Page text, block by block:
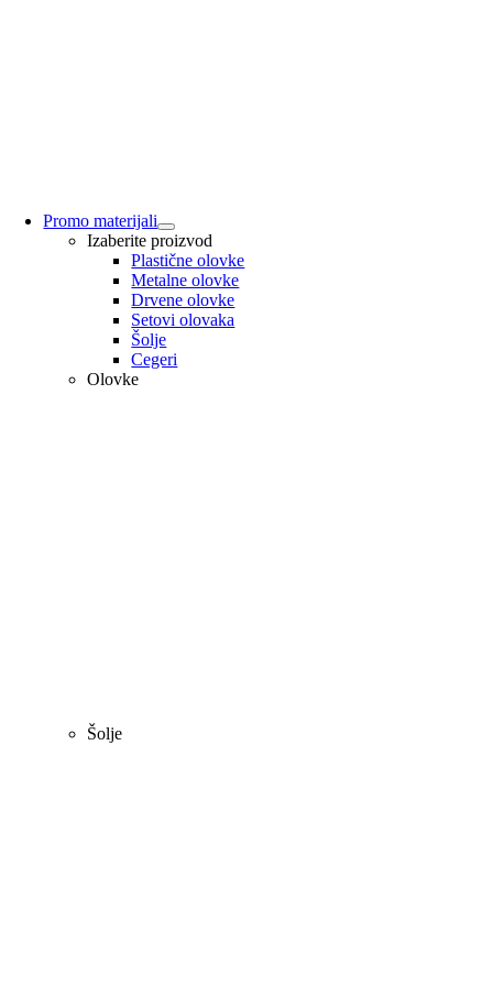
Promo materijali
Izaberite proizvod
Plastične olovke
Metalne olovke
Drvene olovke
Setovi olovaka
Šolje
Cegeri
Olovke
Šolje